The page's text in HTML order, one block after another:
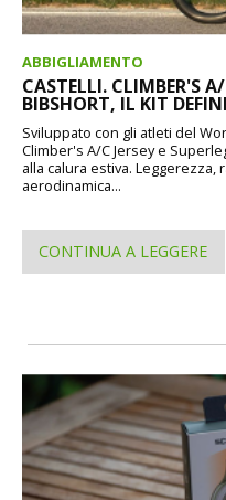
ABBIGLIAMENTO
CASTELLI. CLIMBER'S A/
BIBSHORT, IL KIT
Sviluppato con gli atleti del
Climber's A/C Jersey e
alla calura estiva.
aerodinamica...
CONTINUA A LEGGERE